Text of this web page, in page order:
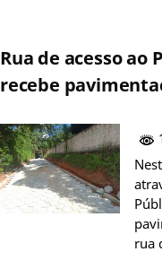
Rua de acesso ao
recebe
rua